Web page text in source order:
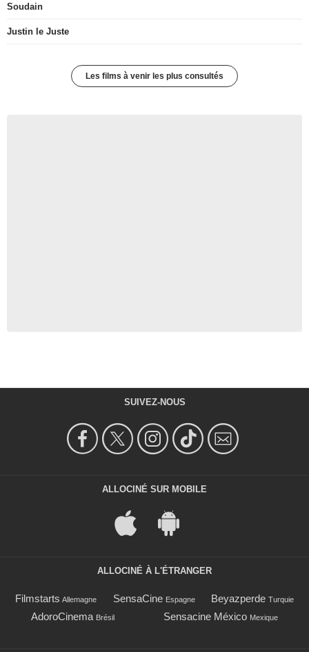
Soudain
Justin le Juste
Les films à venir les plus consultés
SUIVEZ-NOUS
ALLOCINÉ SUR MOBILE
ALLOCINÉ À L'ÉTRANGER
Filmstarts Allemagne SensaCine Espagne Beyazperde Turquie
AdoroCinema Brésil Sensacine México Mexique